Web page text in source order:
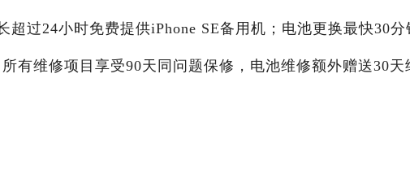
超过24小时免费提供iPhone SE备用机；电池更换最快30分
有维修项目享受90天同问题保修，电池维修额外赠送30天